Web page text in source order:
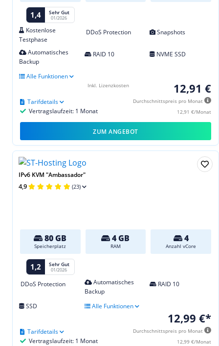
1,4 Sehr Gut
01/2026
Kostenlose
Testphase
DDoS Protection Snapshots
Automatisches
Backup
RAID 10 NVME SSD
Alle Funktionen
12,91 €
Durchschnittspreis pro Monat
12,91 €/Monat
Vertragslaufzeit: 1 Monat
Tarifdetails
Inkl. Lizenzkosten
ZUM ANGEBOT
IPv6 KVM "Ambassador"
4,9 (23)
80 GB
Speicherplatz
4 GB
RAM
4
Anzahl vCore
1,2 Sehr Gut
01/2026
DDoS Protection
Automatisches
Backup
RAID 10
SSD Alle Funktionen
12,99 €*
Durchschnittspreis pro Monat
12,99 €/Monat
Vertragslaufzeit: 1 Monat
Tarifdetails